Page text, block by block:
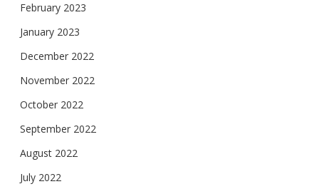
February 2023
January 2023
December 2022
November 2022
October 2022
September 2022
August 2022
July 2022